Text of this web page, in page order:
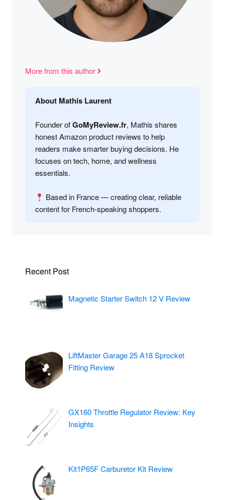
More from this author
About Mathis Laurent
Founder ofGoMyReview.fr, Mathis shares
honest Amazon product reviews to help
readers make smarter buying decisions. He
focuses on tech, home, and wellness
essentials.
Based in France — creating clear, reliable
content for French-speaking shoppers.
Recent Post
Magnetic Starter Switch 12 V Review
LiftMaster Garage 25 A18 Sprocket
Fitting Review
GX160 Throttle Regulator Review: Key
Insights
Kit1P65F Carburetor Kit Review